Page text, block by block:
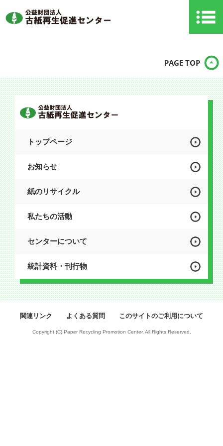
PAGE TOP
トップページ
お知らせ
紙のリサイクル
私たちの活動
センターについて
統計資料・刊行物
関連リンク よくある質問 このサイトのご利用について
Copyright (C) Paper Recycling Promotion Center, All Rights Reserved.